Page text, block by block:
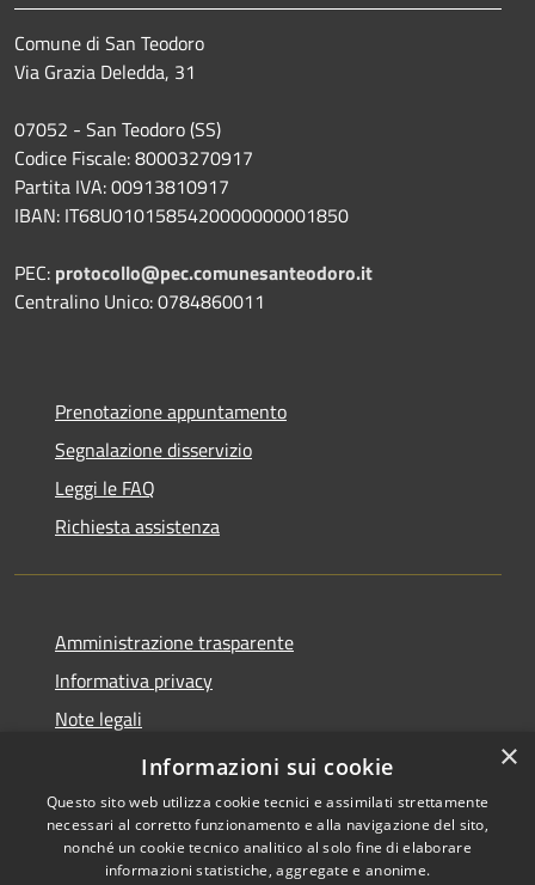
Comune di San Teodoro
Via Grazia Deledda, 31
07052 - San Teodoro (SS)
Codice Fiscale: 80003270917
Partita IVA: 00913810917
IBAN: IT68U0101585420000000001850
PEC: protocollo@pec.comunesanteodoro.it
Centralino Unico: 0784860011
Prenotazione appuntamento
Segnalazione disservizio
Leggi le FAQ
Richiesta assistenza
Amministrazione trasparente
Informativa privacy
Note legali
Dichiarazione di accessibilità
Copyright © 2026 • Comune di
×
Informazioni sui cookie
Questo sito web utilizza cookie tecnici e assimilati strettamente
necessari al corretto funzionamento e alla navigazione del sito,
nonché un cookie tecnico analitico al solo fine di elaborare
informazioni statistiche, aggregate e anonime.